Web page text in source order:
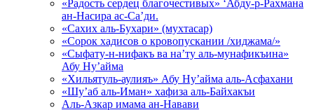
«Радость сердец благочестивых» ‘Абду-р-Рахмана
ан-Насира ас-Са’ди.
«Сахих аль-Бухари» (мухтасар)
«Сорок хадисов о кровопускании /хиджама/»
«Сыфату-н-нифакъ ва на’ту аль-мунафикъина»
Абу Ну’айма
«Хильятуль-аулияъ» Абу Ну’айма аль-Асфахани
«Шу’аб аль-Иман» хафиза аль-Байхакъи
Аль-Азкар имама ан-Навави